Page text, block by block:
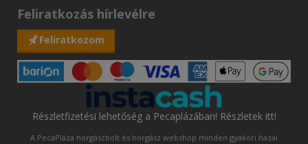
Feliratkozás hírlevélre
Feliratkozom
Részletfizetési lehetőség a Pecaplázában! Részletek itt!
A PecaPláza horgászbolt és horgász webshop minden gyakori hazai